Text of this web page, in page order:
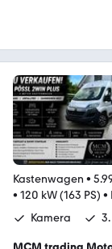
Kastenwagen •
• 120 kW (163 PS) •
Kamera